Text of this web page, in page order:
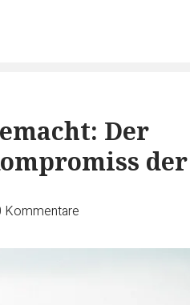
Der
der
Kommentare